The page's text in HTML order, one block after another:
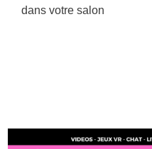
dans votre salon